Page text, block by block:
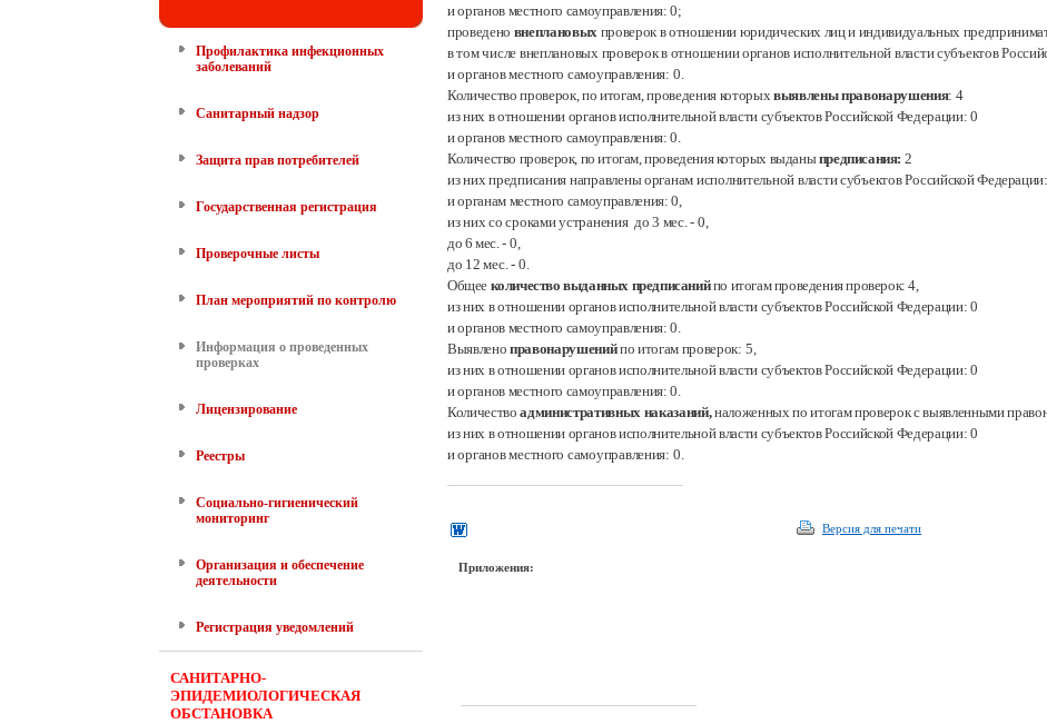
Профилактика инфекционных
заболеваний
Санитарный надзор
Защита прав потребителей
Государственная регистрация
Проверочные листы
План мероприятий по контролю
Информация о проведенных
проверках
Лицензирование
Реестры
Социально-гигиенический
мониторинг
Организация и обеспечение
деятельности
Регистрация уведомлений
САНИТАРНО-
ЭПИДЕМИОЛОГИЧЕСКАЯ
ОБСТАНОВКА
и органов местного самоуправления:0;
проведено внеплановых проверок в отношении юридических лиц и индивидуальных
в том числе внеплановых проверок в отношении органов исполнительной власти субъектов
и органов местного самоуправления: 0.
Количество проверок, по итогам, проведения которыхвыявлены правонарушения: 4
из них в отношении органов исполнительной власти субъектов Российской Федерации: 0
и органов местного самоуправления:0.
Количество проверок, по итогам, проведения которых выданыпредписания: 2
из них предписания направлены органам исполнительной власти субъектов Российской
и органам местного самоуправления:0,
из них со сроками устранения до 3 мес. - 0,
до 6мес.- 0,
до 12 мес.- 0.
Общее количество выданных предписанийпо итогам проведения проверок: 4,
из них в отношении органов исполнительной власти субъектов Российской Федерации: 0
и органов местного самоуправления:0.
Выявлено правонарушенийпо итогам проверок: 5,
из них в отношении органов исполнительной власти субъектов Российской Федерации: 0
и органов местного самоуправления:0.
Количествоадминистративных наказаний,наложенных по итогам проверок с выявленными
из них в отношении органов исполнительной власти субъектов Российской Федерации: 0
и органов местного самоуправления: 0.
Версия для печати
Приложения: